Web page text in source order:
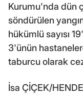
Kurumu'nda dün
söndürülen
hükümlü sayısı
3'ünün
taburcu olarak
İsa ÇİÇEK/